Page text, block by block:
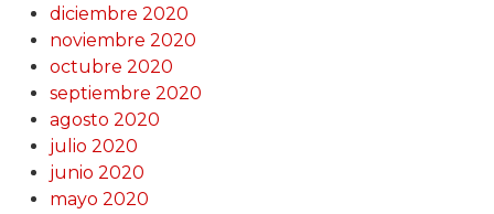
diciembre 2020
noviembre 2020
octubre 2020
septiembre 2020
agosto 2020
julio 2020
junio 2020
mayo 2020